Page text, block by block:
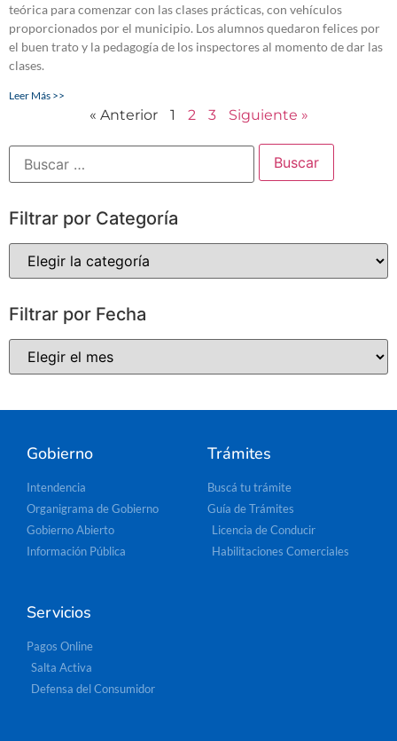
teórica para comenzar con las clases prácticas, con vehículos
proporcionados por el municipio. Los alumnos quedaron felices por
el buen trato y la pedagogía de los inspectores al momento de dar las
clases.
Leer Más >>
« Anterior 1 2 3 Siguiente »
Filtrar por Categoría
Filtrar por Fecha
Gobierno
Intendencia
Organigrama de Gobierno
Gobierno Abierto
Información Pública
Trámites
Buscá tu trámite
Guía de Trámites
Licencia de Conducir
Habilitaciones Comerciales
Servicios
Pagos Online
Salta Activa
Defensa del Consumidor